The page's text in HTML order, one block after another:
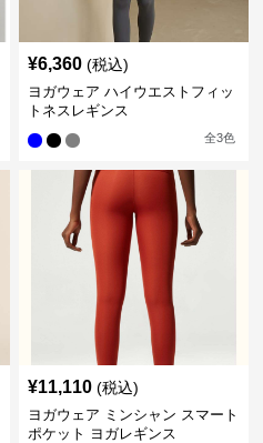
¥6,360 (税込)
ヨガウェア ハイウエストフィッ
トネスレギンス
全3色
¥11,110 (税込)
ヨガウェア ミンシャン スマート
ポケット ヨガレギンス